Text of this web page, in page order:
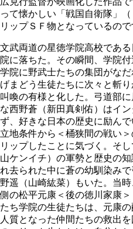
って懐かしい「戦国自衛隊」
リップＳＦ物となっているので
文武両道の星徳学院高校であ
院に落ちた。その瞬間、学院
学院に野武士たちの集団がな
げまどう生徒たちに次々と斬
叫喚の有様と化した。弓道部
な西野蒼（新田真剣佑）はイ
ず、好きな日本の歴史に励ん
立地条件から＜桶狭間の戦い
リップしたことに気づく。そ
山ケンイチ）の軍勢と歴史の
れ去られた中に蒼の幼馴染み
野遥（山崎紘菜）もいた。当
側の松平元康＜後の徳川家康
たち学院の生徒たちは、元康
人質となった仲間たちの救出